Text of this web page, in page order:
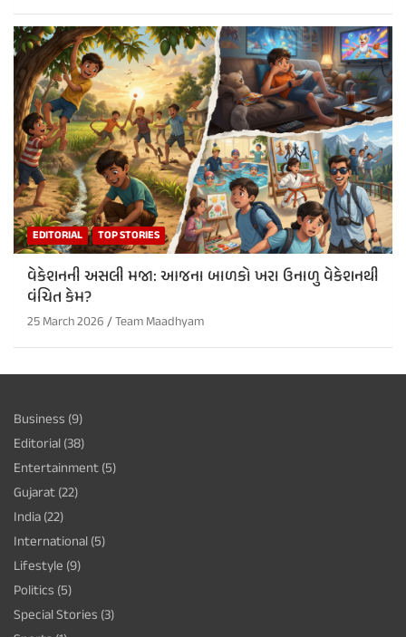
EDITORIAL TOP STORIES
વેકેશનની અસલી મજા: આજના બાળકો ખરા ઉનાળુ વેકેશનથી
વંચિત કેમ?
25 March 2026 Team Maadhyam
Business (9)
Editorial(38)
Entertainment(5)
Gujarat(22)
India(22)
International(5)
Lifestyle (9)
Politics (5)
Special Stories (3)